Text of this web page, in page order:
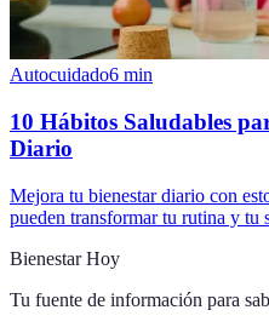
Autocuidado6 min
10 Hábitos Saludables
Diario
Mejora tu bienestar diario con
pueden transformar tu rutina y tu
Bienestar Hoy
Tu fuente de información para